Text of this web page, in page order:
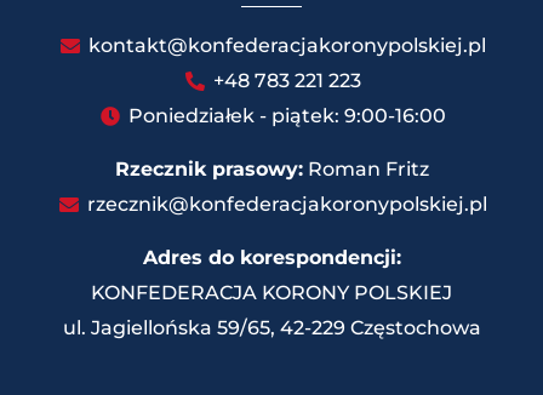
kontakt@konfederacjakoronypolskiej.pl
+48 783 221 223
Poniedziałek - piątek: 9:00-16:00
Rzecznik prasowy:Roman Fritz
rzecznik@konfederacjakoronypolskiej.pl
Adres do korespondencji:
KONFEDERACJA KORONY POLSKIEJ
ul. Jagiellońska 59/65, 42-229 Częstochowa